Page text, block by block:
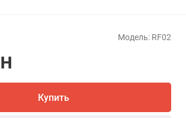
Модель: RF02
Купить